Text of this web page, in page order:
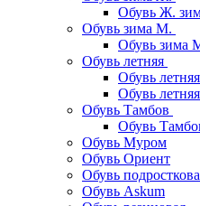
Обувь Ж.
Обувь зима М.
Обувь зима
Обувь летняя
Обувь
Обувь
Обувь Тамбов
Обувь
Обувь Муром
Обувь Ориент
Обувь
Обувь Askum